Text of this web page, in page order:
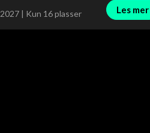
| Kun 16 plasser Les mer